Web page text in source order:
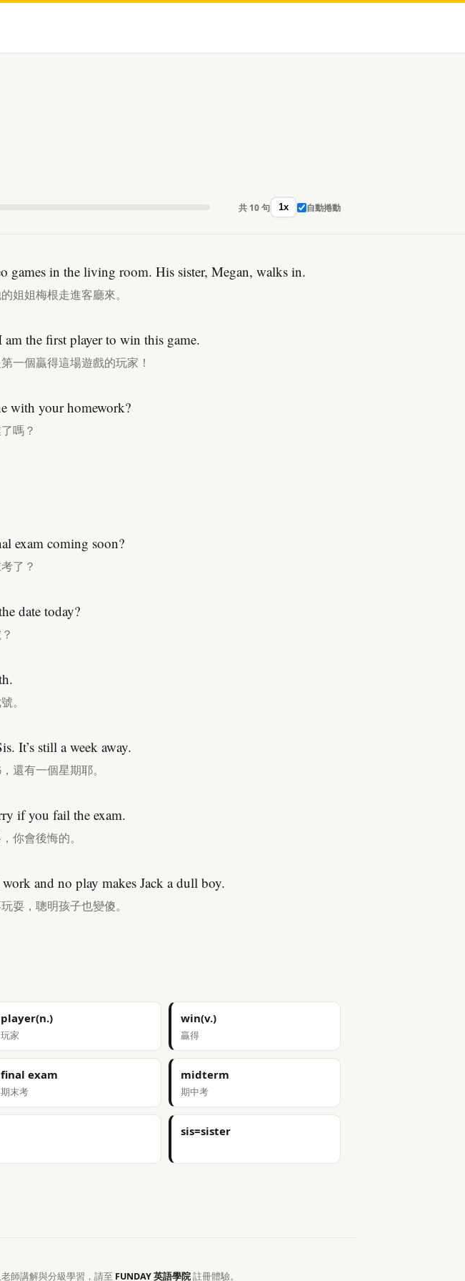
共 10 句 1x 自動捲動
games in the living room. His sister, Megan, walks in.
姐姐梅根走進客廳來。
am the first player to win this game.
一個贏得這場遊戲的玩家！
with your homework?
嗎？
exam coming soon?
了？
date today?
。
It’s still a week away.
還有一個星期耶。
if you fail the exam.
你會後悔的。
and no play makes Jack a dull boy.
耍，聰明孩子也變傻。
player(n.)
玩家
win(v.)
贏得
final exam
期末考
midterm
期中考
sis=sister
師講解與分級學習，請至 FUNDAY 英語學院註冊體驗。